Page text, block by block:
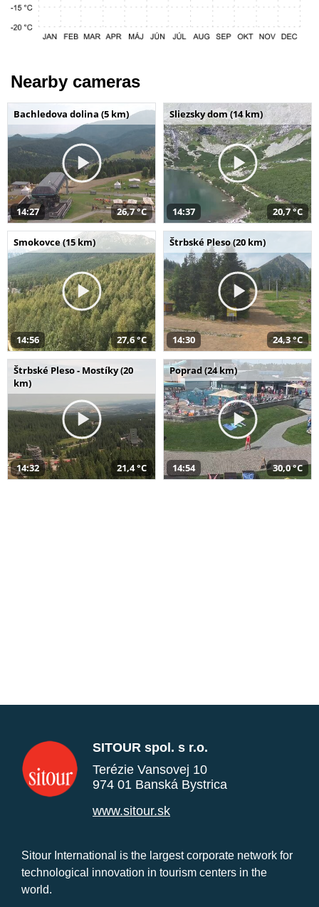
Nearby cameras
Bachledova dolina (5 km)
14:27 26,7 °C
Sliezsky dom (14 km)
14:37 20,7 °C
Smokovce (15 km)
14:56 27,6 °C
Štrbské Pleso (20 km)
14:30 24,3 °C
Štrbské Pleso - Mostíky (20
km)
14:32 21,4 °C
Poprad (24 km)
14:54 30,0 °C
SITOUR spol. s r.o.
Terézie Vansovej 10
974 01 Banská Bystrica
www.sitour.sk
Sitour International is the largest corporate network for
technological innovation in tourism centers in the
world.